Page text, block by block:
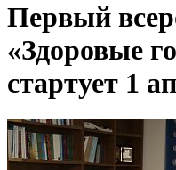
Первый
«Здоровые
стартует 1